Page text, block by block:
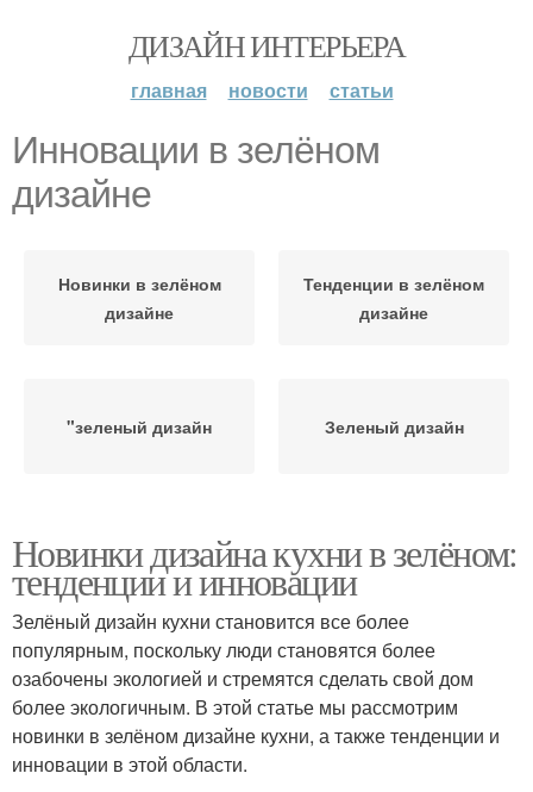
ДИЗАЙН ИНТЕРЬЕРА
главная новости статьи
Инновации в зелёном
дизайне
Новинки в зелёном
дизайне
Тенденции в зелёном
дизайне
"зеленый дизайн Зеленый дизайн
Новинки дизайна кухни в зелёном:
тенденции и инновации
Зелёный дизайн кухни становится все более
популярным, поскольку люди становятся более
озабочены экологией и стремятся сделать свой дом
более экологичным. В этой статье мы рассмотрим
новинки в зелёном дизайне кухни, а также тенденции и
инновации в этой области.